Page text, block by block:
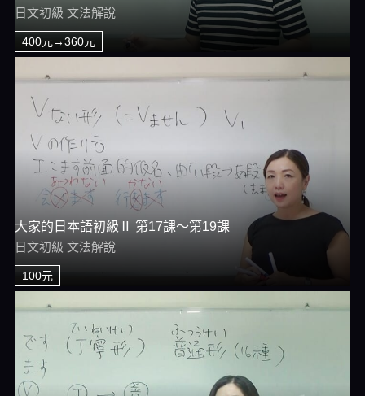
日文初級 文法解說
400元→360元
大家的日本語初級Ⅱ 第17課～第19課
日文初級 文法解說
100元